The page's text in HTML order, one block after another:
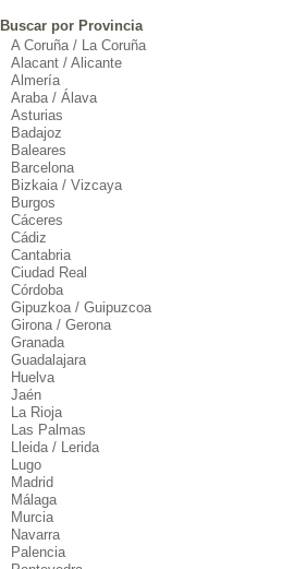
Buscar por Provincia
A Coruña / La Coruña
Alacant / Alicante
Almería
Araba / Álava
Asturias
Badajoz
Baleares
Barcelona
Bizkaia / Vizcaya
Burgos
Cáceres
Cádiz
Cantabria
Ciudad Real
Córdoba
Gipuzkoa / Guipuzcoa
Girona / Gerona
Granada
Guadalajara
Huelva
Jaén
La Rioja
Las Palmas
Lleida / Lerida
Lugo
Madrid
Málaga
Murcia
Navarra
Palencia